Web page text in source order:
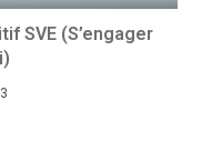
SVE (S’engager